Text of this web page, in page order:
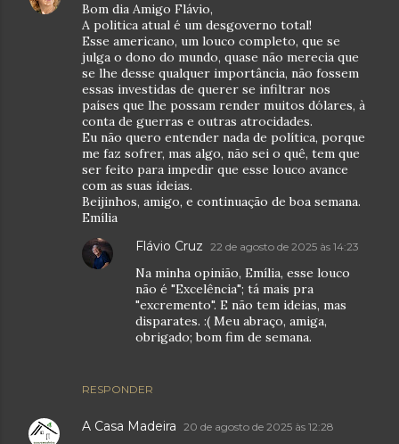
Bom dia Amigo Flávio,
A politica atual é um desgoverno total!
Esse americano, um louco completo, que se
julga o dono do mundo, quase não merecia que
se lhe desse qualquer importância, não fossem
essas investidas de querer se infiltrar nos
países que lhe possam render muitos dólares, à
conta de guerras e outras atrocidades.
Eu não quero entender nada de política, porque
me faz sofrer, mas algo, não sei o quê, tem que
ser feito para impedir que esse louco avance
com as suas ideias.
Beijinhos, amigo, e continuação de boa semana.
Emília
RESPONDER
Flávio Cruz 22 de agosto de 2025 às 14:23
Na minha opinião, Emília, esse louco
não é "Excelência"; tá mais pra
"excremento". E não tem ideias, mas
disparates. :( Meu abraço, amiga,
obrigado; bom fim de semana.
A Casa Madeira 20 de agosto de 2025 às 12:28